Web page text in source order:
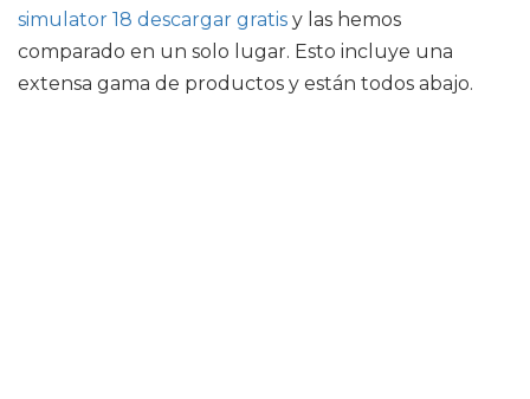
simulator 18 descargar gratis y las hemos
comparado en un solo lugar. Esto incluye una
extensa gama de productos y están todos abajo.